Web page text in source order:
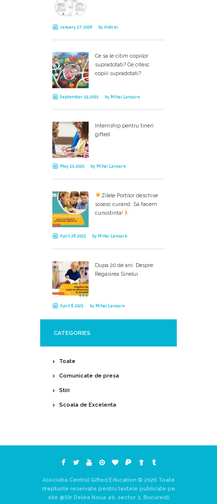
January 27, 2026 byAndrei
Ce sa le citim copiilor
supradotati? Ce citesc
copiii supradotati?
September 29, 2025 by Mihai Lansare
Internship pentru tineri
gifted
May 20, 2025 by Mihai Lansare
Zilele Portilor deschise
sosesc curand. Sa facem
cunostinta!
April 26, 2025 by Mihai Lansare
Dupa 20 de ani. Despre
Regasirea Sinelui
April 8, 2025 by Mihai Lansare
CATEGORIES
Toate
Comunicate de presa
Stiri
Scoala de Excelenta
Asociatia Centrul Gifted Education © 2026 Toate
drepturile rezervate pentru textele publicate pe
site @Str Delea Noua 40, sector 3, Bucuresti